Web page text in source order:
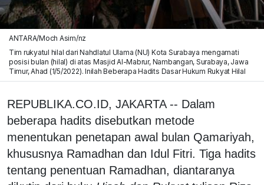
ANTARA/Moch Asim/nz
Tim rukyatul hilal dari Nahdlatul Ulama (NU) Kota Surabaya mengamati
posisi bulan (hilal) di atas Masjid Al-Mabrur, Nambangan, Surabaya, Jawa
Timur, Ahad (1/5/2022). Inilah Beberapa Hadits Dasar Hukum Rukyat Hilal
REPUBLIKA.CO.ID, JAKARTA -- Dalam
beberapa hadits disebutkan metode
menentukan penetapan awal bulan Qamariyah,
khususnya Ramadhan dan Idul Fitri. Tiga hadits
tentang penentuan Ramadhan, diantaranya